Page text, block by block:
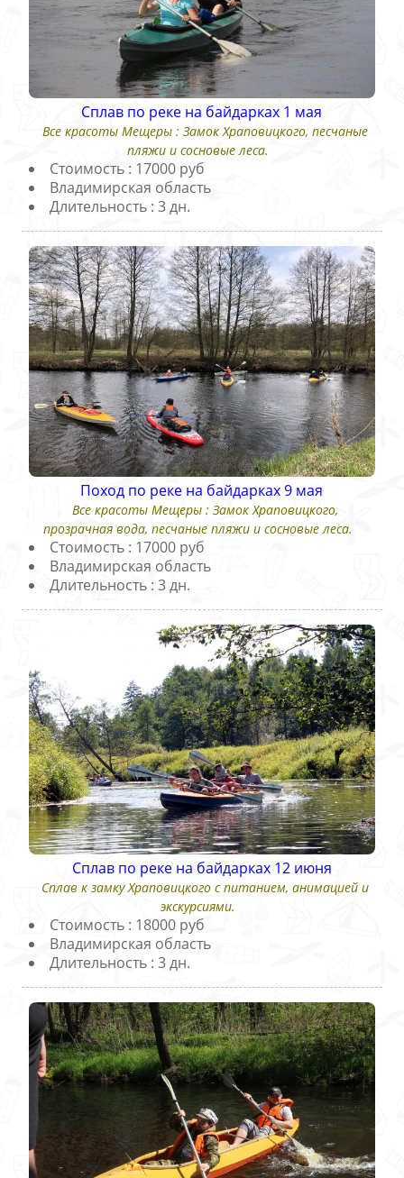
Сплав по реке на байдарках 1 мая
Все красоты Мещеры : Замок Храповицкого, песчаные
пляжи и сосновые леса.
Стоимость : 17000 руб
Владимирская область
Длительность : 3 дн.
Поход по реке на байдарках 9 мая
Все красоты Мещеры : Замок Храповицкого,
прозрачная вода, песчаные пляжи и сосновые леса.
Стоимость : 17000 руб
Владимирская область
Длительность : 3 дн.
Сплав по реке на байдарках 12 июня
Сплав к замку Храповицкого с питанием, анимацией и
экскурсиями.
Стоимость : 18000 руб
Владимирская область
Длительность : 3 дн.